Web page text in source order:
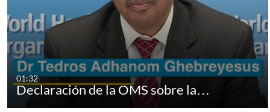
01:32
Declaración de la OMS sobre la…